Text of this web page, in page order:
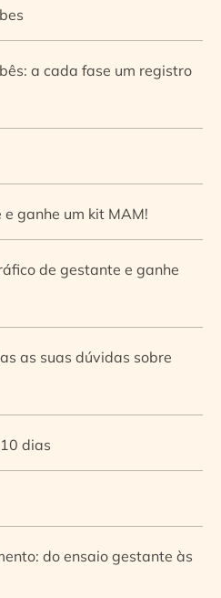
a cada fase um registro
ganhe um kit MAM!
de gestante e ganhe
as suas dúvidas sobre
dias
do ensaio gestante às